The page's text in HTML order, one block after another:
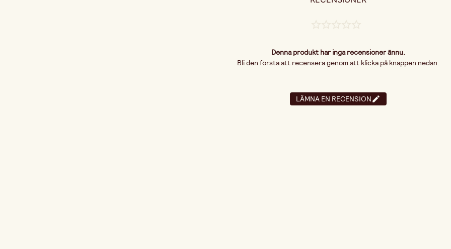
Denna produkt har inga recensioner ännu.
Bli den första att recensera genom att klicka på knappen nedan:
LÄMNA EN RECENSION